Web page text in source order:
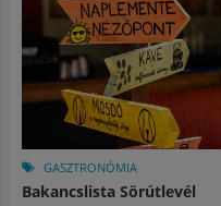
GASZTRONÓMIA
Bakancslista Sörútlevél